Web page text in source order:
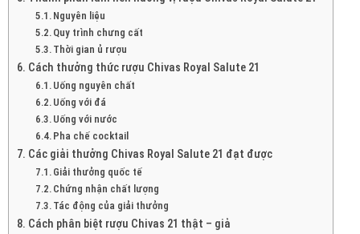
Nguyên liệu
Quy trình chưng cất
Thời gian ủ rượu
Cách thưởng thức rượu Chivas Royal Salute 21
Uống nguyên chất
Uống với đá
Uống với nước
Pha chế cocktail
Các giải thưởng Chivas Royal Salute 21 đạt được
Giải thưởng quốc tế
Chứng nhận chất lượng
Tác động của giải thưởng
Cách phân biệt rượu Chivas 21 thật – giả